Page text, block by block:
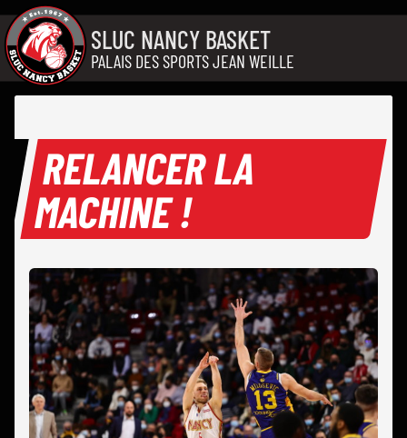
Aller au contenu
SLUC NANCY BASKET
PALAIS DES SPORTS JEAN WEILLE
RELANCER LA
MACHINE !